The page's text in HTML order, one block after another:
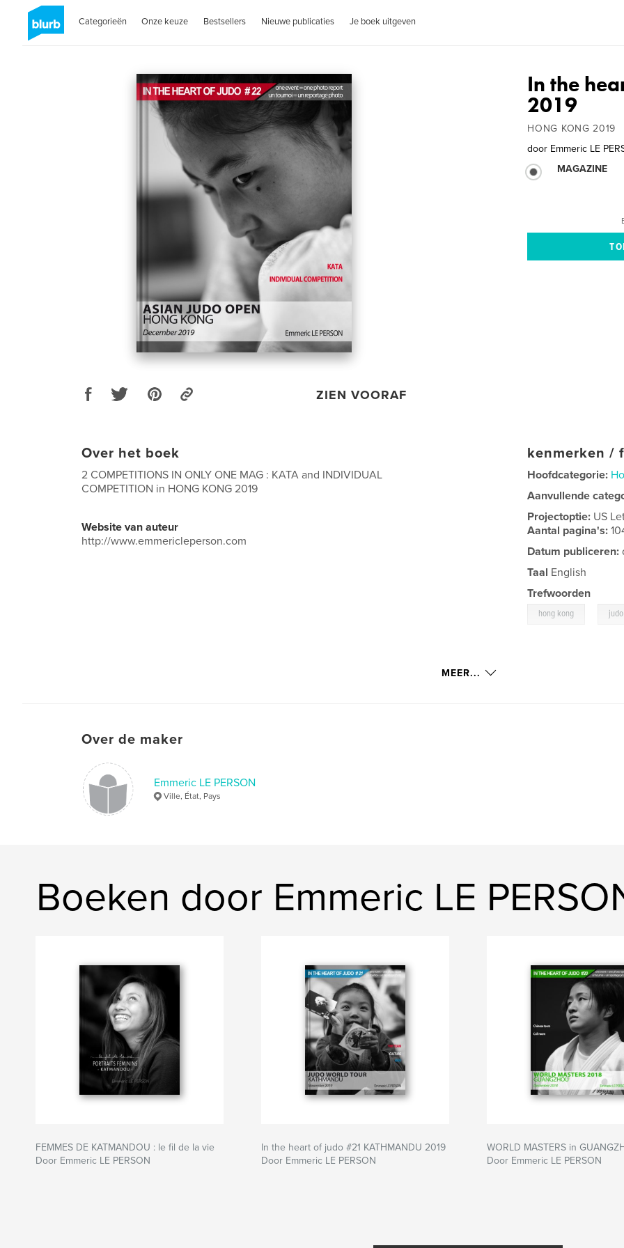
Categorieën Onze keuze Bestsellers Nieuwe publicaties Je boek uitgeven
ZIEN VOORAF
In the
2019
HONG KONG 2019
door Emmeric LE
MAGAZINE
Over het boek
2 COMPETITIONS IN ONLY ONE MAG : KATA and INDIVIDUAL
COMPETITION in HONG KONG 2019
Website van auteur
http://www.emmericleperson.com
kenmerken /
Hoofdcategorie:
Aanvullende
Projectoptie: US
Aantal pagina's:
Datum publiceren:
Taal English
Trefwoorden
hong kong judo
MEER...
Over de maker
Emmeric LE PERSON
Ville, État, Pays
Boeken door Emmeric LE
FEMMES DE KATMANDOU : le fil de la vie
Door Emmeric LE PERSON
In the heart of judo #21 KATHMANDU 2019
Door Emmeric LE PERSON
WORLD MASTERS in
Door Emmeric LE PERSON